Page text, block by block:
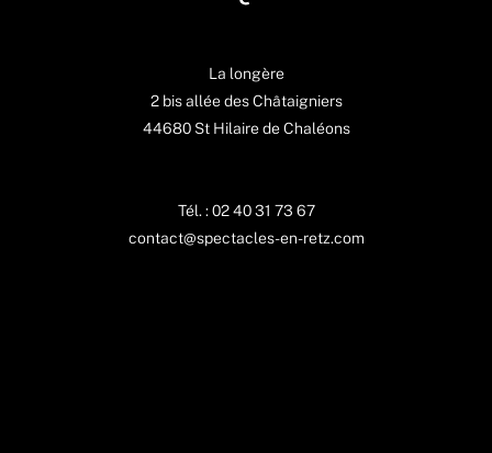
La longère
2 bis allée des Châtaigniers
44680 St Hilaire de Chaléons
Tél. : 02 40 31 73 67
contact@spectacles-en-retz.com